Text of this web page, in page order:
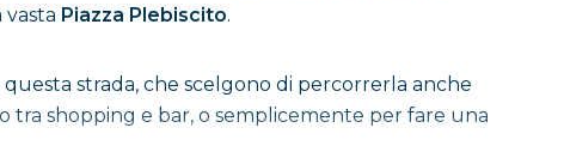
Piazza Plebiscito.
strada, che scelgono di percorrerla anche
tra shopping e bar, o semplicemente per fare una